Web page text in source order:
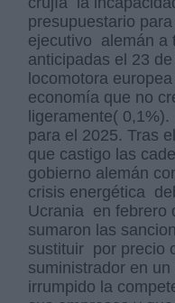
presupuestario
ejecutivo alemán a
anticipadas el 23
locomotora
economía que no
ligeramente(
para el 2025. Tras
que castigo las
gobierno alemán
crisis energética
Ucrania en febrero
sumaron las
sustituir por precio
suministrador en
irrumpido la